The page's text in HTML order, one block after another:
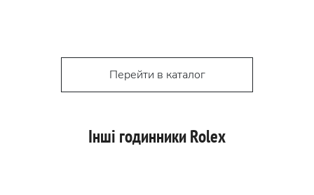
Перейти в каталог
Інші годинники Rolex